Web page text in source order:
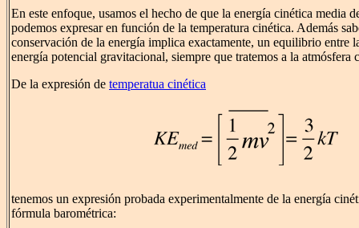
En este enfoque, usamos el hecho de que la energía cinética media
podemos expresar en función de la temperatura cinética. Además
conservación de la energía implica exactamente, un equilibrio entre
energía potencial gravitacional, siempre que tratemos a la atmósfera
De la expresión de temperatua cinética
tenemos un expresión probada experimentalmente de la energía
fórmula barométrica: